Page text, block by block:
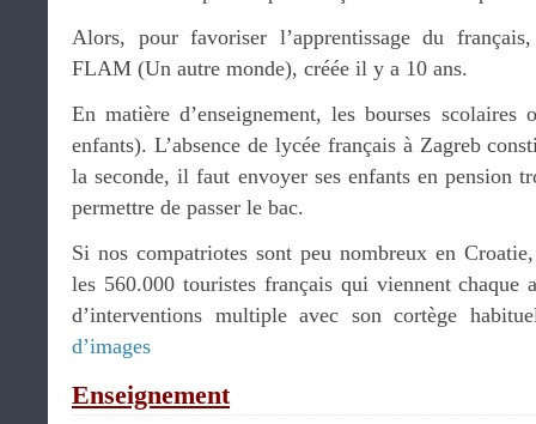
Alors, pour favoriser l’apprentissage du
FLAM (Un autre monde), créée il y a 10 ans.
En matière d’enseignement, les bourses
enfants). L’absence de lycée français à Zagreb
la seconde, il faut envoyer ses enfants en pension
permettre de passer le bac.
Si nos compatriotes sont peu nombreux en
les 560.000 touristes français qui viennent chaque
d’interventions multiple avec son cortège
d’images
Enseignement